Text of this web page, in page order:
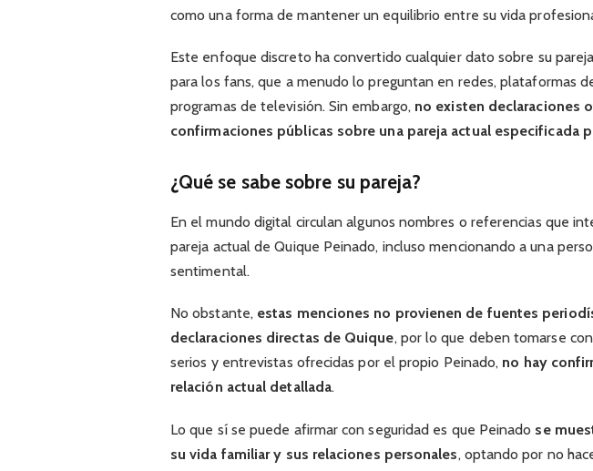
como una forma de mantener un equilibrio entre su vida
Este enfoque discreto ha convertido cualquier dato sobre su
para los fans, que a menudo lo preguntan en redes, plataformas
programas de televisión. Sin embargo, no existen declaraciones
confirmaciones públicas sobre una pareja actual especificada
¿Qué se sabe sobre su pareja?
En el mundo digital circulan algunos nombres o referencias que
pareja actual de Quique Peinado, incluso mencionando a una
sentimental.
No obstante, estas menciones no provienen de fuentes
declaraciones directas de Quique, por lo que deben tomarse
serios y entrevistas ofrecidas por el propio Peinado, no hay
relación actual detallada.
Lo que sí se puede afirmar con seguridad es que Peinado se
su vida familiar y sus relaciones personales, optando por no